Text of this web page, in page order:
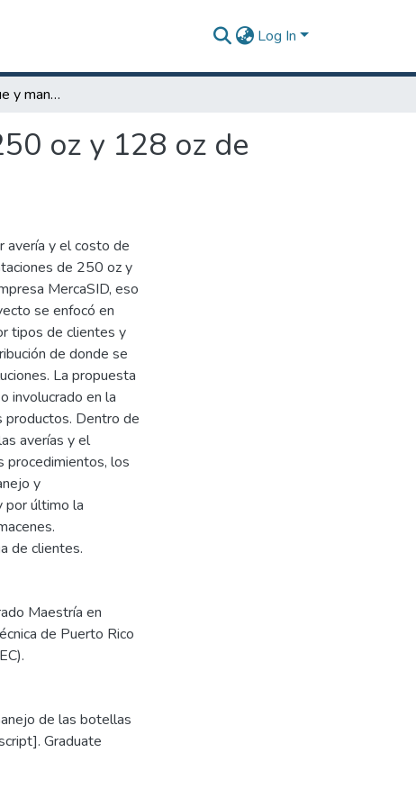
Log In
Mejora del empaque y manejo de las botellas de 250 oz y 128 oz de aceite crisol
oz y 128 oz de
avería y el costo de
de 250 oz y
MercaSID, eso
se enfocó en
tipos de clientes y
de donde se
La propuesta
involucrado en la
productos. Dentro de
averías y el
procedimientos, los
y
por último la
de clientes.
Maestría en
de Puerto Rico
de las botellas
Graduate